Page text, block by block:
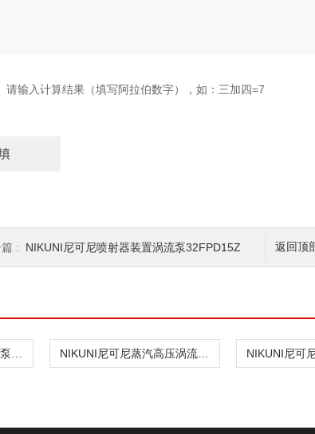
请输入计算结果（填写阿拉伯数字），如：三加四=7
返回顶
: NIKUNI尼可尼喷射器装置涡流泵32FPD15Z